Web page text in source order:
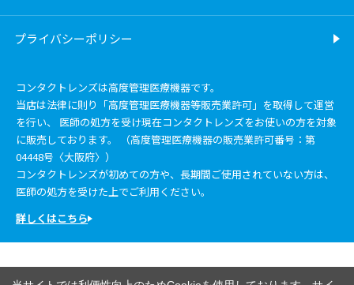
プライバシーポリシー
コンタクトレンズは高度管理医療機器です。
当店は法律に則り「高度管理医療機器等販売業許可」を取得して運営
を行い、 医師の処方を受け現在コンタクトレンズをお使いの方を対象
に販売しております。 （高度管理医療機器の販売業許可番号：第
04448号〈大阪府〉）
コンタクトレンズが初めての方や、長期間ご使用されていない方は、
医師の処方を受けた上でご利用ください。
詳しくはこちら